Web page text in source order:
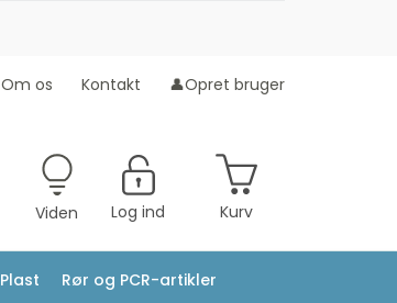
Om os Kontakt 👤Opret bruger
Viden Log ind Kurv
Plast Rør og PCR-artikler